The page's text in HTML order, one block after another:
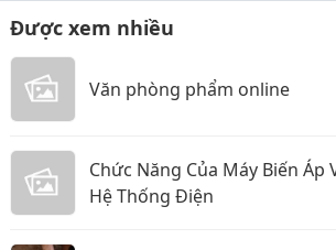
Được xem nhiều
Văn phòng phẩm online
Chức Năng Của Máy Biến Áp
Hệ Thống Điện